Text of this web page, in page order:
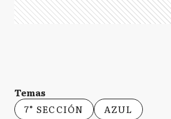
Temas
7° SECCIÓN
AZUL